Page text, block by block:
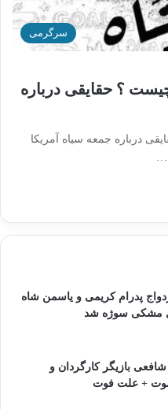
سرگرمی
؟ حقایقی درباره
درباره جمعه سیاه آمریکا
پدرام کریمی و یاسمن شاه‌
مشکی سوژه شد
بازیگر کارگردان و
+ علت فوت